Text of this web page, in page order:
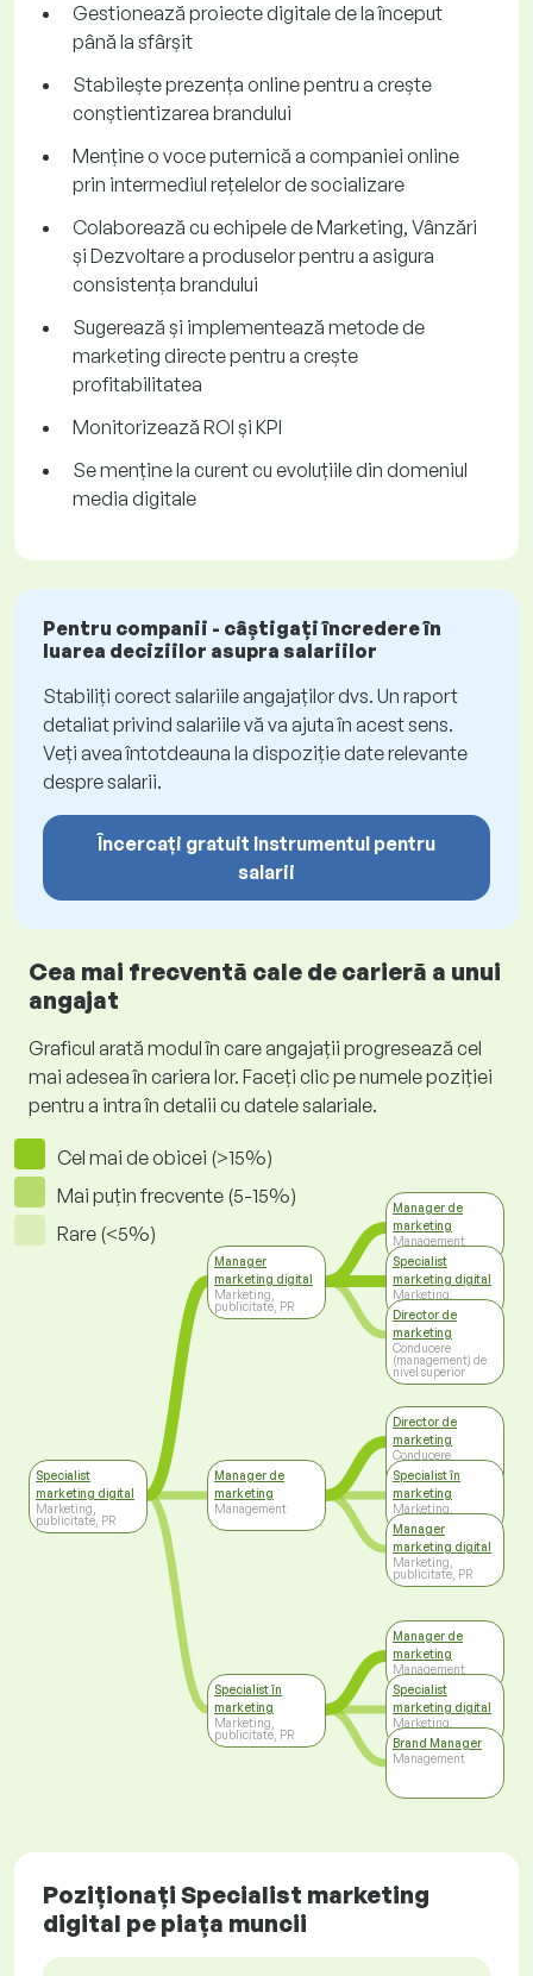
Gestionează proiecte digitale de la început
până la sfârșit
Stabilește prezența online pentru a crește
conștientizarea brandului
Menține o voce puternică a companiei online
prin intermediul rețelelor de socializare
Colaborează cu echipele de Marketing, Vânzări
și Dezvoltare a produselor pentru a asigura
consistența brandului
Sugerează și implementează metode de
marketing directe pentru a crește
profitabilitatea
Monitorizează ROI și KPI
Se menține la curent cu evoluțiile din domeniul
media digitale
Pentru companii - câștigați încredere în
luarea deciziilor asupra salariilor
Stabiliți corect salariile angajaților dvs. Un raport
detaliat privind salariile vă va ajuta în acest sens.
Veți avea întotdeauna la dispoziție date relevante
despre salarii.
Încercați gratuit Instrumentul pentru
salarii
Cea mai frecventă cale de carieră a unui
angajat
Graficul arată modul în care angajații progresează cel
mai adesea în cariera lor. Faceți clic pe numele poziției
pentru a intra în detalii cu datele salariale.
Cel mai de obicei (>15%)
Mai puțin frecvente (5-15%)
Rare (<5%)
Specialist
marketing digital
Marketing,
publicitate, PR
Manager
marketing digital
Marketing,
publicitate, PR
Manager de
marketing
Management
Specialist în
marketing
Marketing,
publicitate, PR
Manager de
marketing
Management
Specialist
marketing digital
Marketing,
publicitate, PR
Director de
marketing
Conducere
(management) de
nivel superior
Director de
marketing
Conducere
(management) de
nivel superior
Specialist în
marketing
Marketing,
publicitate, PR
Manager
marketing digital
Marketing,
publicitate, PR
Manager de
marketing
Management
Specialist
marketing digital
Marketing,
publicitate, PR
Brand Manager
Management
Poziționați Specialist marketing
digital pe piața muncii